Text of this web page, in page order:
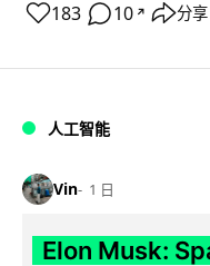
183 10 ↗ 分享
人工智能
Vin 1 日
Elon Musk: